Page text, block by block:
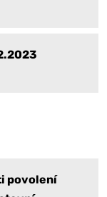
povolení